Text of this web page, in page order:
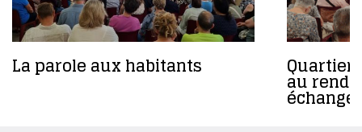
La parole aux habitants
au